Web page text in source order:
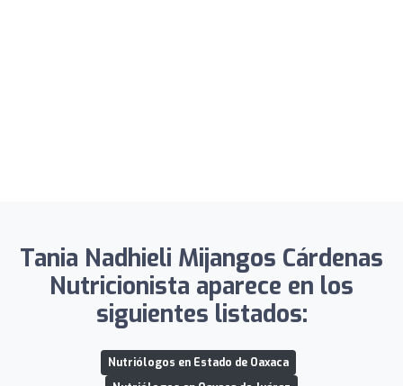
Tania Nadhieli Mijangos Cárdenas
Nutricionista aparece en los
siguientes listados:
Nutriólogos en Estado de Oaxaca